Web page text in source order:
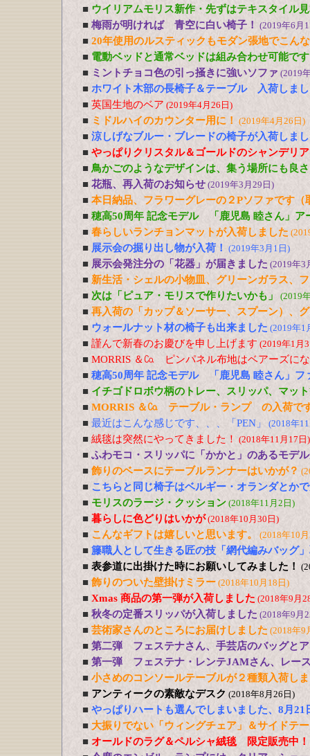
■ ウイリアムモリス新作・先ずはテキスタイル
■ 梅雨が明ければ 青空に白い椅子！ (2019年6月
■ 20年使用のルスティックもモダン張地でこん
■ 電動ベッドと通常ベッドは組み合わせ可能です
■ ミントチョコ色の引っ掻きに強いソファ (2019
■ ホワイト木部の長椅子＆テーブル 入荷しま
■ 英国生地のベア (2019年4月26日)
■ ミドルハイのカウンター用に！ (2019年4月26日)
■ 涼しげなブルー・ブレードの椅子が入荷しま
■ やっぱりクリスタル＆ゴールドのシャンデリ
■ 鳥かごのようなデザインは、集う場所にも良
■ 花瓶、再入荷のお知らせ (2019年3月29日)
■ 本日納品、フラワーグレーの２Pソファです（
■ 穂高50周年 記念モデル 「鹿児島 睦さん」
■ 春らしいランチョンマットが入荷しました
■ 展示会の掘り出し物が入荷！ (2019年3月1日)
■ 展示会発注分の「花器」が届きました (2019年3
■ 新生活・シェルの小物皿、グリーンガラス、
■ 次は「ピュア・モリスで作りたいかも」 (2019
■ 再入荷の「カップ＆ソーサー、スプーン）、
■ ウォールナット材の椅子も出来ました (2019年1
■ 謹んで新春のお慶びを申し上げます (2019年1月
■ MORRIS ＆㏇ ピンパネル布地はベアーズに
■ 穂高50周年 記念モデル 「鹿児島 睦さん」フ
■ イチゴドロボウ柄のトレー、スリッパ、マッ
■ MORRIS ＆㏇ テーブル・ランプ の入荷で
■ 最近はこんな感じです、、、「PEN」 (2018年
■ 絨毯は突然にやってきました！ (2018年11月17日)
■ ふわモコ・スリッパに「かかと」のあるモデ
■ 飾りのベースにテーブルランナーはいかが？
■ こちらと同じ椅子はベルギー・オランダとか
■ モリスのラージ・クッション (2018年11月2日)
■ 暮らしに色どりはいかが(2018年10月30日)
■ こんなギフトは嬉しいと思います。 (2018年10
■ 籐職人として生きる匠の技「網代編みバッグ
■ 表参道に出掛けた時にお願いしてみました！
■ 飾りのついた壁掛けミラー (2018年10月18日)
■ Xmas 商品の第一弾が入荷しました (2018年9月
■ 秋冬の定番スリッパが入荷しました (2018年9月
■ 芸術家さんのところにお届けしました (2018年9
■ 第二弾 フェステナさん、手芸店のバッグと
■ 第一弾 フェステナ・レンテJAMさん、レー
■ 小さめのコンソールテーブルが２種類入荷し
■ アンティークの素敵なデスク (2018年8月26日)
■ やっぱりハートも選んでしまいました、8月21
■ 大振りでない「ウィングチェア」＆サイドテ
■ オールドのラグ＆ペルシャ絨毯 限定販売中！